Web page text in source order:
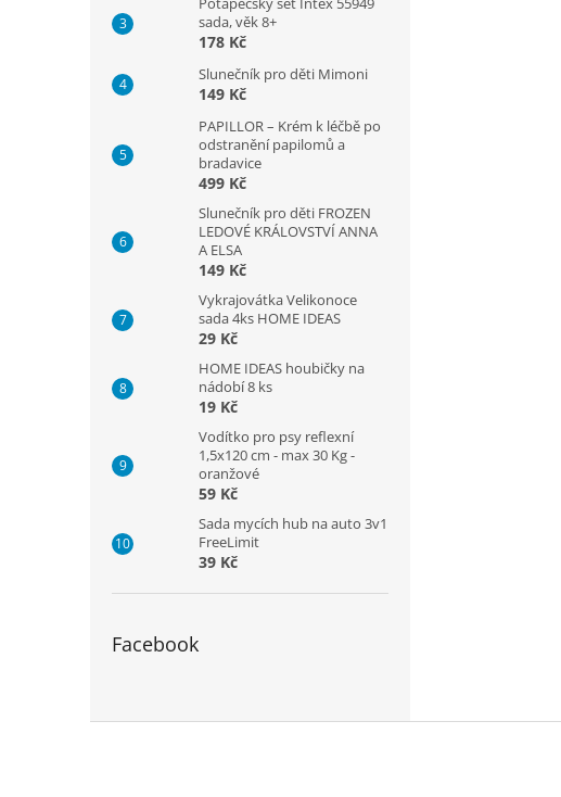
sada, věk 8+
178 Kč
Slunečník pro děti Mimoni
149 Kč
PAPILLOR – Krém k léčbě po
odstranění papilomů a
bradavice
499 Kč
Slunečník pro děti FROZEN
LEDOVÉ KRÁLOVSTVÍ ANNA
A ELSA
149 Kč
Vykrajovátka Velikonoce
sada 4ks HOME IDEAS
29 Kč
HOME IDEAS houbičky na
nádobí 8 ks
19 Kč
Vodítko pro psy reflexní
1,5x120 cm - max 30 Kg -
oranžové
59 Kč
Sada mycích hub na auto 3v1
FreeLimit
39 Kč
Facebook